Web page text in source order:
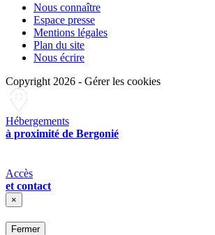
Nous connaître
Espace presse
Mentions légales
Plan du site
Nous écrire
Copyright 2026 - Gérer les cookies
Hébergements
à proximité de Bergonié
Accès
et contact
×
Fermer